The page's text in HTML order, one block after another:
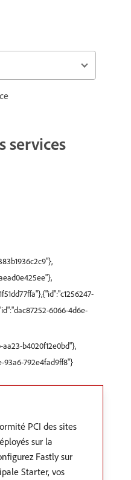
services
6066-4d6e-
b4020f12e0bd"},
93a6-792e4fad9ff8"}
PCI des sites
sur la
Fastly sur
Starter, vos